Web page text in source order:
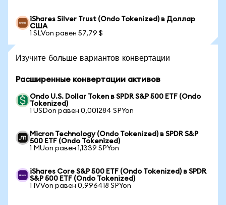
iShares Silver Trust (Ondo Tokenized) в Доллар
США
1 SLVon равен 57,79 $
Изучите больше вариантов конвертации
Расширенные конвертации активов
Ondo U.S. Dollar Token в SPDR S&P 500 ETF (Ondo
Tokenized)
1 USDon равен 0,001284 SPYon
Micron Technology (Ondo Tokenized) в SPDR S&P
500 ETF (Ondo Tokenized)
1 MUon равен 1,1339 SPYon
iShares Core S&P 500 ETF (Ondo Tokenized) в SPDR
S&P 500 ETF (Ondo Tokenized)
1 IVVon равен 0,996418 SPYon